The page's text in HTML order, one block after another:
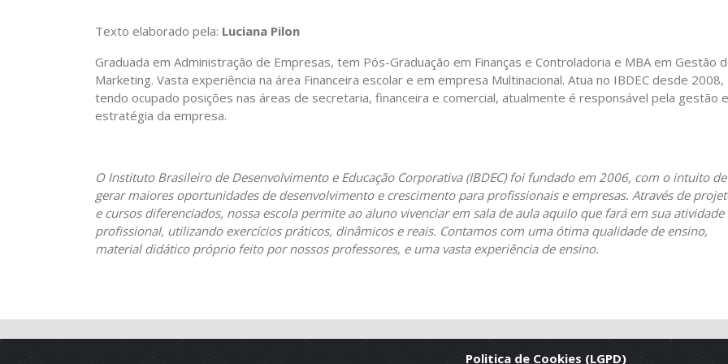
Texto elaborado pela: Luciana Pilon
Graduada em Administração de Empresas, tem Pós-Graduação em Finanças e Controladoria e MBA em Gestão
Marketing. Vasta experiência na área Financeira escolar e em empresa Multinacional. Atua no IBDEC desde 2008,
tendo ocupado posições nas áreas de secretaria, financeira e comercial, atualmente é responsável pela gestão e
estratégia da empresa.
O Instituto Brasileiro de Desenvolvimento e Educação Corporativa (IBDEC) foi fundado em 2006, com o intuito de
gerar maiores oportunidades de desenvolvimento e crescimento para profissionais e empresas. Através de
e cursos diferenciados, nossa escola permite ao aluno vivenciar em sala de aula aquilo que fará em sua atividade
profissional, utilizando exercícios práticos, dinâmicos e reais. Contamos com uma ótima qualidade de ensino,
material didático próprio feito por nossos professores, e uma vasta experiência de ensino.
Politica de Cookies (LGPD)